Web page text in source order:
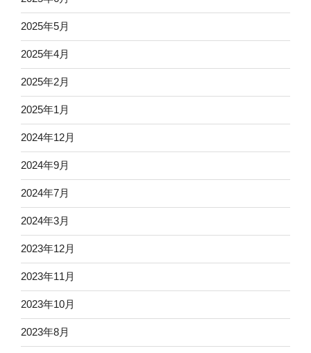
2025年5月
2025年4月
2025年2月
2025年1月
2024年12月
2024年9月
2024年7月
2024年3月
2023年12月
2023年11月
2023年10月
2023年8月